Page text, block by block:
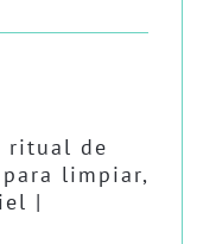
ritual de
limpiar,
|